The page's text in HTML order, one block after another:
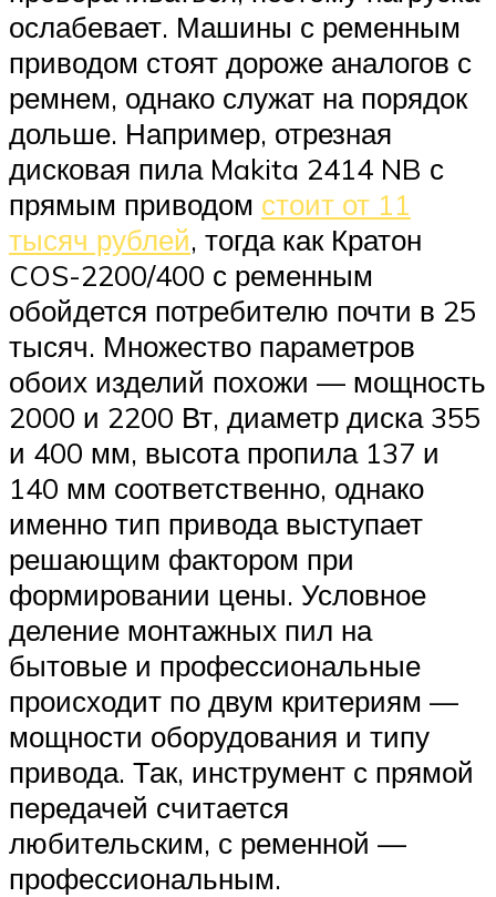
ослабевает. Машины с ременным
приводом стоят дороже аналогов с
ремнем, однако служат на порядок
дольше. Например, отрезная
дисковая пила Makita 2414 NB с
прямым приводом стоит от 11
тысяч рублей, тогда как Кратон
COS-2200/400 с ременным
обойдется потребителю почти в 25
тысяч. Множество параметров
обоих изделий похожи — мощность
2000 и 2200 Вт, диаметр диска 355
и 400 мм, высота пропила 137 и
140 мм соответственно, однако
именно тип привода выступает
решающим фактором при
формировании цены. Условное
деление монтажных пил на
бытовые и профессиональные
происходит по двум критериям —
мощности оборудования и типу
привода. Так, инструмент с прямой
передачей считается
любительским, с ременной —
профессиональным.